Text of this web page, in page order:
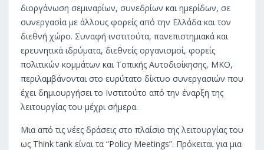
διοργάνωση σεμιναρίων, συνεδρίων και ημερίδων, σε
συνεργασία με άλλους φορείς από την Ελλάδα και τον
διεθνή χώρο. Συναφή ινστιτούτα, πανεπιστημιακά και
ερευνητικά ιδρύματα, διεθνείς οργανισμοί, φορείς
πολιτικών κομμάτων και Τοπικής Αυτοδιοίκησης, ΜΚΟ,
περιλαμβάνονται στο ευρύτατο δίκτυο συνεργασιών που
έχει δημιουργήσει το Ινστιτούτο από την έναρξη της
λειτουργίας του μέχρι σήμερα.
Μια από τις νέες δράσεις στο πλαίσιο της λειτουργίας του
ως Think tank είναι τα “Policy Meetings”. Πρόκειται για μια